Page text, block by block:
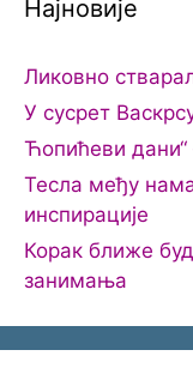
Најновије
Ликовно
У сусрет
Ћопићеви дани“
Тесла међу
инспирације
Корак ближе
занимања